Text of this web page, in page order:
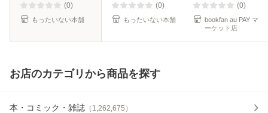
(0)
もったいない本舗
(0)
もったいない本舗
(0)
bookfan au PAY マ
ーケット店
お店のカテゴリから商品を探す
本・コミック・雑誌 （ 1,262,675 ）